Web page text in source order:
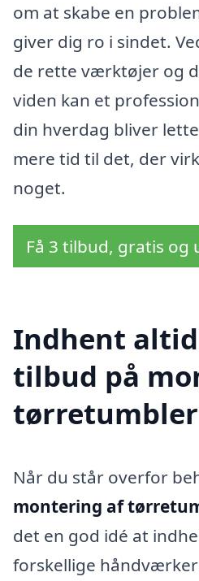
om at skabe en
giver dig ro i sindet.
de rette værktøjer og
viden kan et
din hverdag bliver
mere tid til det, der
noget.
Få 3 tilbud, gratis
Indhent
tilbud på
Når du står overfor
montering af
det en god idé at
forskellige